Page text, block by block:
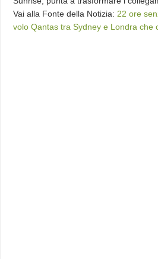
Vai alla Fonte della Notizia: 22 ore
volo Qantas tra Sydney e Londra che